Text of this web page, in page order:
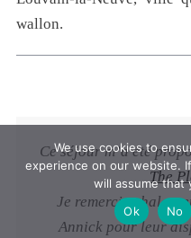
wallon.
Ce séjour m’a été
The
Je remercie
Annick pour leur
We use cookies to
experience on our website.
will assume that
Ok
No